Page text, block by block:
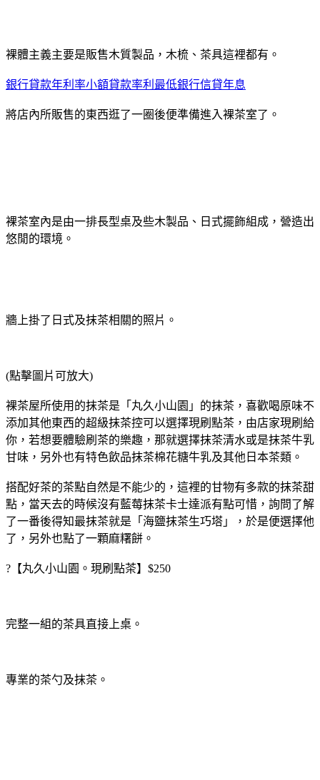
裸體主義主要是販售木質製品，木梳、茶具這裡都有。
銀行貸款年利率小額貸款率利最低銀行信貸年息
將店內所販售的東西逛了一圈後便準備進入裸茶室了。
裸茶室內是由一排長型桌及些木製品、日式擺飾組成，營造出
悠閒的環境。
牆上掛了日式及抹茶相關的照片。
(點擊圖片可放大)
裸茶屋所使用的抹茶是「丸久小山園」的抹茶，喜歡喝原味不
添加其他東西的超級抹茶控可以選擇現刷點茶，由店家現刷給
你，若想要體驗刷茶的樂趣，那就選擇抹茶清水或是抹茶牛乳
甘味，另外也有特色飲品抹茶棉花糖牛乳及其他日本茶類。
搭配好茶的茶點自然是不能少的，這裡的甘物有多款的抹茶甜
點，當天去的時候沒有藍莓抹茶卡士達派有點可惜，詢問了解
了一番後得知最抹茶就是「海鹽抹茶生巧塔」，於是便選擇他
了，另外也點了一顆麻糬餅。
?【丸久小山園。現刷點茶】$250
完整一組的茶具直接上桌。
專業的茶勺及抹茶。